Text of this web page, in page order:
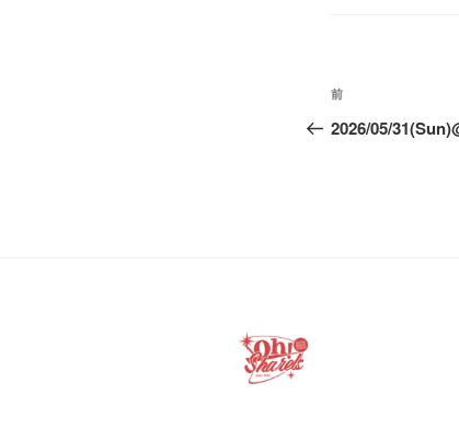
投
稿
前
の
前
2026/05/